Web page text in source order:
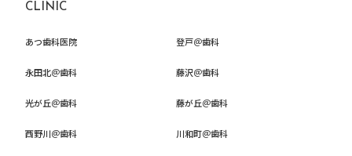
CLINIC
あつ歯科医院
永田北＠歯科
光が丘＠歯科
西野川＠歯科
登戸＠歯科
藤沢＠歯科
藤が丘＠歯科
川和町＠歯科